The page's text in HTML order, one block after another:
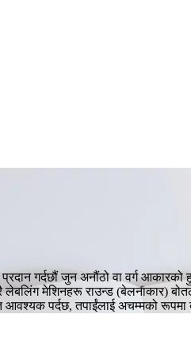
गर्दछौं जुन अनौंठो वा वर्ग आकारको
मेशिनहरू राउन्ड (बेलनाकार)
आवश्यक पर्दछ, तपाईंलाई अचम्मको